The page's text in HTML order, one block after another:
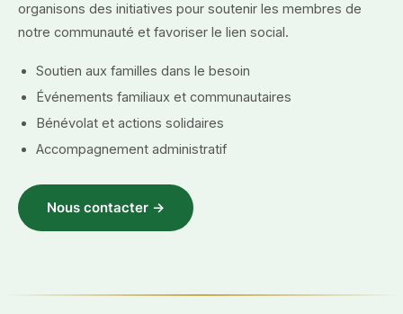
organisons des initiatives pour soutenir les membres de
notre communauté et favoriser le lien social.
Soutien aux familles dans le besoin
Événements familiaux et communautaires
Bénévolat et actions solidaires
Accompagnement administratif
Nous contacter →